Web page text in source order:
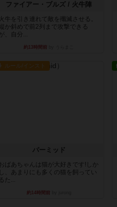
ファイアー・ブルズ / 火牛陣
火牛を引き連れて敵を殲滅させる。
縦か斜めで前2列まで攻撃できる
、自分...
約13時間前
ルール/インスト
パーミッド
ばあちゃんは猫が大好きです!しか
し、あまりにも多くの猫を飼ってい
るた...
約14時間前